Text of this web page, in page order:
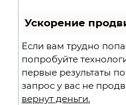
Ускорение
Если вам трудно
попробуйте
первые результаты
запрос у вас не
вернут деньги.